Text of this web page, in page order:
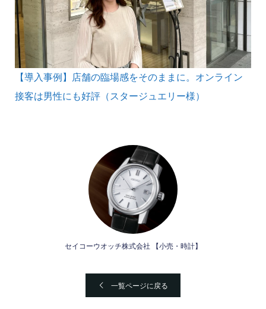
【導入事例】店舗の臨場感をそのままに。オンライン
接客は男性にも好評（スタージュエリー様）
セイコーウオッチ株式会社 【小売・時計】
一覧ページに戻る